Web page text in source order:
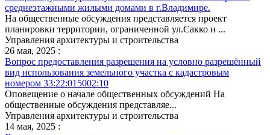
среднеэтажными жилыми домами в г.Владимире.
На общественные обсуждения представляется проект
планировки территории, ограниченной ул.Сакко и ...
Управления архитектуры и строительства
26 мая, 2025 :
Вопрос предоставления разрешения на условно разрешённый
вид использования земельного участка с кадастровым
номером 33:22:015002:10
Оповещение о начале общественных обсуждений На
общественные обсуждения представляе...
Управления архитектуры и строительства
14 мая, 2025 :